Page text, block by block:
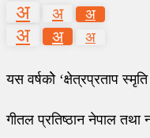
अ अ अ
अ अ अ
यस वर्षकोे ‘क्षेत्रप्रताप
गीतल प्रतिष्ठान नेपाल